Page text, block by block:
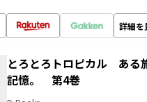
詳細を
とろとろトロピカル ある
記憶。 第4巻